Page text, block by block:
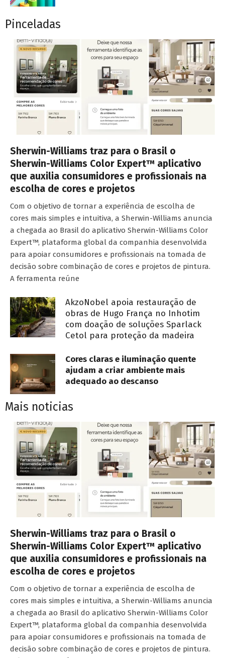
Pinceladas
Sherwin-Williams traz para o Brasil o
Sherwin-Williams Color Expert™ aplicativo
que auxilia consumidores e profissionais na
escolha de cores e projetos
Com o objetivo de tornar a experiência de escolha de
cores mais simples e intuitiva, a Sherwin-Williams anuncia
a chegada ao Brasil do aplicativo Sherwin-Williams Color
Expert™, plataforma global da companhia desenvolvida
para apoiar consumidores e profissionais na tomada de
decisão sobre combinação de cores e projetos de pintura.
A ferramenta reúne
AkzoNobel apoia restauração de
obras de Hugo França no Inhotim
com doação de soluções Sparlack
Cetol para proteção da madeira
Cores claras e iluminação quente
ajudam a criar ambiente mais
adequado ao descanso
Mais noticias
Sherwin-Williams traz para o Brasil o
Sherwin-Williams Color Expert™ aplicativo
que auxilia consumidores e profissionais na
escolha de cores e projetos
Com o objetivo de tornar a experiência de escolha de
cores mais simples e intuitiva, a Sherwin-Williams anuncia
a chegada ao Brasil do aplicativo Sherwin-Williams Color
Expert™, plataforma global da companhia desenvolvida
para apoiar consumidores e profissionais na tomada de
decisão sobre combinação de cores e projetos de pintura.